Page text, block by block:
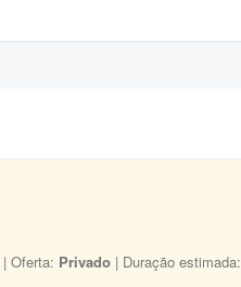
| Oferta: Privado | Duração estimada: